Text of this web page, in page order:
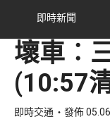
即時新聞
壞車︰
(10:57
即時交通 發佈